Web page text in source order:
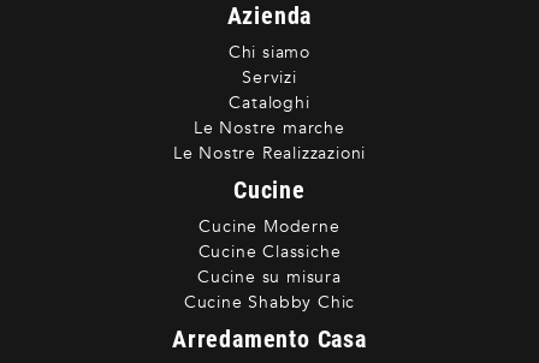
Azienda
Chi siamo
Servizi
Cataloghi
Le Nostre marche
Le Nostre Realizzazioni
Cucine
Cucine Moderne
Cucine Classiche
Cucine su misura
Cucine Shabby Chic
Arredamento Casa